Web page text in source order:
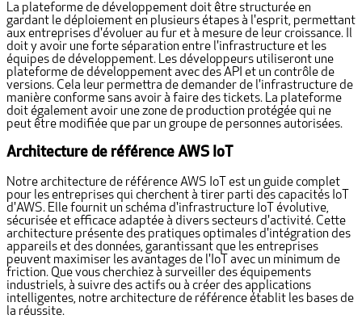
La plateforme de développement doit être structurée en
gardant le déploiement en plusieurs étapes à l'esprit, permettant
aux entreprises d'évoluer au fur et à mesure de leur croissance. Il
doit y avoir une forte séparation entre l'infrastructure et les
équipes de développement. Les développeurs utiliseront une
plateforme de développement avec des API et un contrôle de
versions. Cela leur permettra de demander de l'infrastructure de
manière conforme sans avoir à faire des tickets. La plateforme
doit également avoir une zone de production protégée qui ne
peut être modifiée que par un groupe de personnes autorisées.
Architecture de référence AWS IoT
Notre architecture de référence AWS IoT est un guide complet
pour les entreprises qui cherchent à tirer parti des capacités IoT
d'AWS. Elle fournit un schéma d'infrastructure IoT évolutive,
sécurisée et efficace adaptée à divers secteurs d'activité. Cette
architecture présente des pratiques optimales d'intégration des
appareils et des données, garantissant que les entreprises
peuvent maximiser les avantages de l'IoT avec un minimum de
friction. Que vous cherchiez à surveiller des équipements
industriels, à suivre des actifs ou à créer des applications
intelligentes, notre architecture de référence établit les bases de
la réussite.